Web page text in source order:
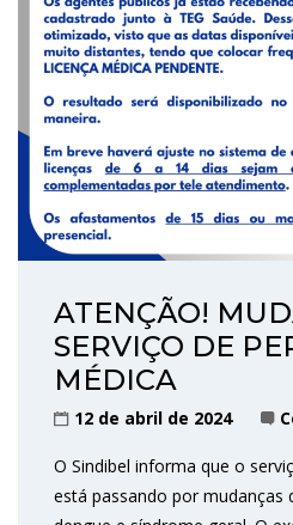
ATENÇÃO!
SERVIÇO DE
MÉDICA
12 de abril de 2024
O Sindibel informa que o
está passando por mudanças